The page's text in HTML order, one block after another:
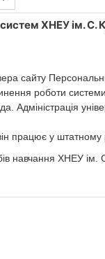
ХНЕУ ім. С.
сайту
роботи
Адміністрація
працює у штатному
навчання ХНЕУ ім.